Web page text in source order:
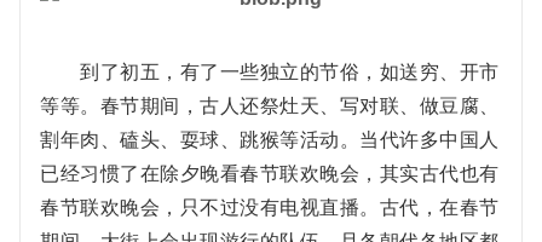
到了初五，有了一些独立的节俗，如送穷、开市
等等。春节期间，古人还祭灶天、写对联、做豆腐、
割年肉、磕头、耍球、跳猴等活动。当代许多中国人
已经习惯了在除夕晚看春节联欢晚会，其实古代也有
春节联欢晚会，只不过没有电视直播。古代，在春节